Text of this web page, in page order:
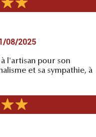
08/2025
l'artisan pour son
et sa sympathie, à